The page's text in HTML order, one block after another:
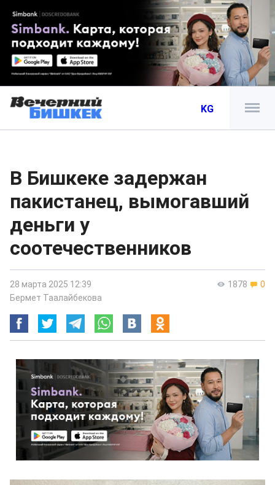
KG
В Бишкеке задержан
пакистанец, вымогавший
деньги у
соотечественников
1878 0
28 марта 2025 12:39
Бермет Таалайбекова